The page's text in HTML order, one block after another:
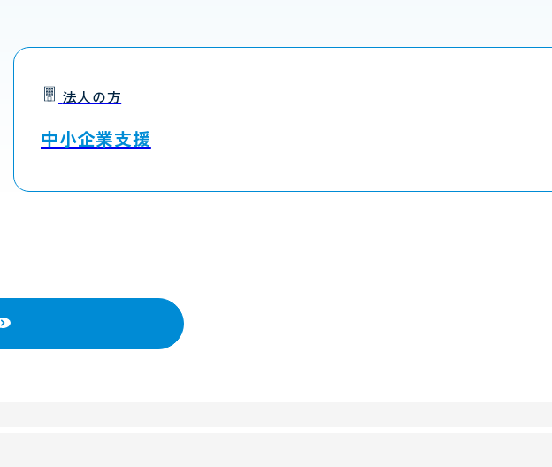
法人の方
中小企業支援